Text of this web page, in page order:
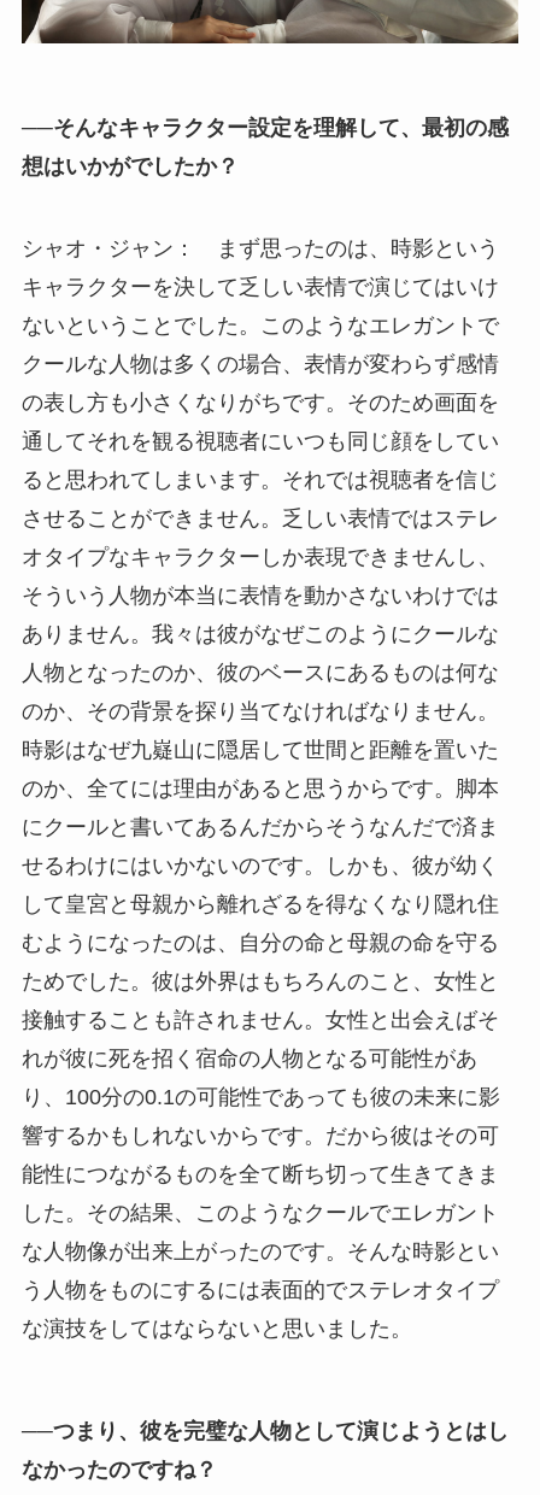
──そんなキャラクター設定を理解して、最初の感
想はいかがでしたか？
シャオ・ジャン： まず思ったのは、時影という
キャラクターを決して乏しい表情で演じてはいけ
ないということでした。このようなエレガントで
クールな人物は多くの場合、表情が変わらず感情
の表し方も小さくなりがちです。そのため画面を
通してそれを観る視聴者にいつも同じ顔をしてい
ると思われてしまいます。それでは視聴者を信じ
させることができません。乏しい表情ではステレ
オタイプなキャラクターしか表現できませんし、
そういう人物が本当に表情を動かさないわけでは
ありません。我々は彼がなぜこのようにクールな
人物となったのか、彼のベースにあるものは何な
のか、その背景を探り当てなければなりません。
時影はなぜ九嶷山に隠居して世間と距離を置いた
のか、全てには理由があると思うからです。脚本
にクールと書いてあるんだからそうなんだで済ま
せるわけにはいかないのです。しかも、彼が幼く
して皇宮と母親から離れざるを得なくなり隠れ住
むようになったのは、自分の命と母親の命を守る
ためでした。彼は外界はもちろんのこと、女性と
接触することも許されません。女性と出会えばそ
れが彼に死を招く宿命の人物となる可能性があ
り、100分の0.1の可能性であっても彼の未来に影
響するかもしれないからです。だから彼はその可
能性につながるものを全て断ち切って生きてきま
した。その結果、このようなクールでエレガント
な人物像が出来上がったのです。そんな時影とい
う人物をものにするには表面的でステレオタイプ
な演技をしてはならないと思いました。
──つまり、彼を完璧な人物として演じようとはし
なかったのですね？